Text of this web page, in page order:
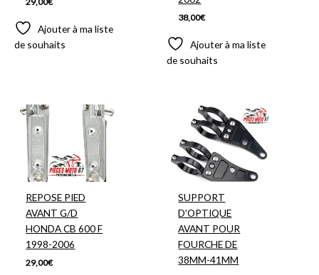
Ajouter à ma liste
de souhaits
38,00€
Ajouter à ma liste
de souhaits
REPOSE PIED
AVANT G/D
HONDA CB 600 F
1998-2006
29,00€
SUPPORT
D’OPTIQUE
AVANT POUR
FOURCHE DE
38MM-41MM